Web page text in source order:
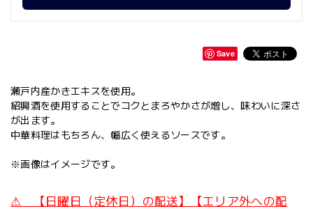
Save
瀬戸内産かきエキスを使用。
紹興酒を使用することでコクとまろやかさが増し、味わいに深さ
が出ます。
中華料理はもちろん、幅広く使えるソースです。
※画像はイメージです。
⚠ 【日曜日（定休日）の配送】【エリア外への配